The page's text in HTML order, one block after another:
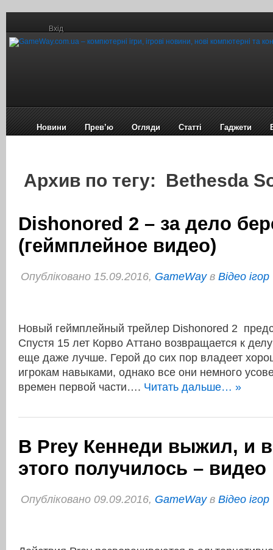
Вхід
Новини Прев’ю Огляди Статті Гаджети
Архив по тегу: Bethesda
Dishonored 2 – за дело
(геймплейное видео)
Опубліковано 15.09.2016, GameWayв Відео ігор
Новый геймплейный трейлер Dishonored 2
Спустя 15 лет Корво Аттано возвращается к
еще даже лучше. Герой до сих пор владеет
игрокам навыками, однако все они немного
времен первой части…. Читать дальше… »
В Prey Кеннеди выжил, и
этого получилось – видео
Опубліковано 09.09.2016, GameWayв Відео ігор